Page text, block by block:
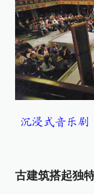
沉浸式音乐剧
古建筑搭起独